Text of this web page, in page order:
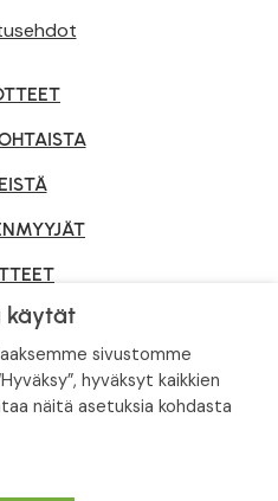
Reserved.
käytät
sivustomme
hyväksyt kaikkien
näitä asetuksia kohdasta